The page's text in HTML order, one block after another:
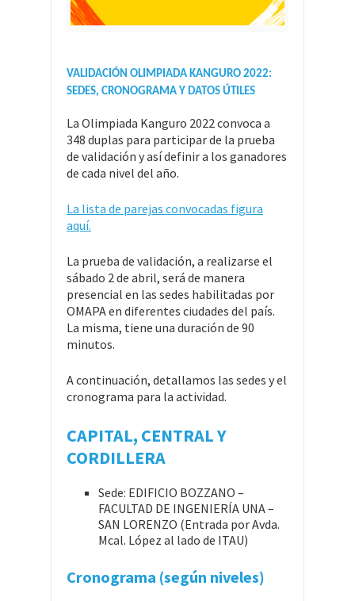
VALIDACIÓN OLIMPIADA KANGURO 2022:
SEDES, CRONOGRAMA Y DATOS ÚTILES
La Olimpiada Kanguro 2022 convoca a
348 duplas para participar de la prueba
de validación y así definir a los ganadores
de cada nivel del año.
La lista de parejas convocadas figura
aquí.
La prueba de validación, a realizarse el
sábado 2 de abril, será de manera
presencial en las sedes habilitadas por
OMAPA en diferentes ciudades del país.
La misma, tiene una duración de 90
minutos.
A continuación, detallamos las sedes y el
cronograma para la actividad.
CAPITAL, CENTRAL Y
CORDILLERA
Sede: EDIFICIO BOZZANO –
FACULTAD DE INGENIERÍA UNA –
SAN LORENZO (Entrada por Avda.
Mcal. López al lado de ITAU)
Cronograma (según niveles)